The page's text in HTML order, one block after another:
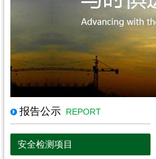
报告公示 REPORT
安全检测项目